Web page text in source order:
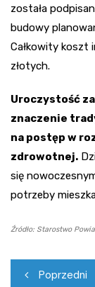
została
budowy
Całkowity koszt
złotych.
Uroczystość
znaczenie
na postęp w
zdrowotnej.
się
potrzeby
Źródło: Starostwo
Poprzedni